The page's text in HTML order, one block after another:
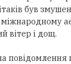
був
міжнародному
вітер і дощ.
повідомлення